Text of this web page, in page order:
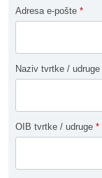
Adresa e-pošte *
Naziv tvrtke / udruge
OIB tvrtke / udruge *